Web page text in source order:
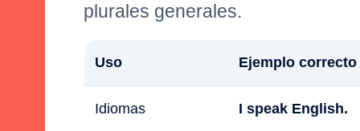
plurales generales.
Uso Ejemplo correcto
Idiomas I speak English.